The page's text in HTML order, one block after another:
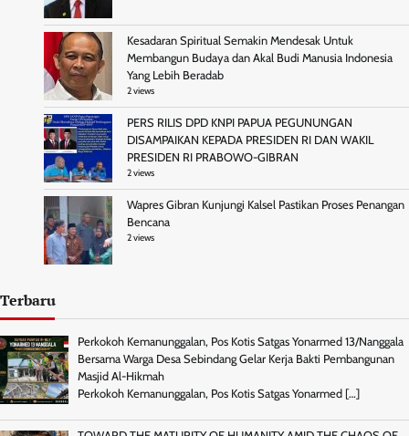
Kesadaran Spiritual Semakin Mendesak Untuk
Membangun Budaya dan Akal Budi Manusia Indonesia
Yang Lebih Beradab
2 views
PERS RILIS DPD KNPI PAPUA PEGUNUNGAN
DISAMPAIKAN KEPADA PRESIDEN RI DAN WAKIL
PRESIDEN RI PRABOWO-GIBRAN
2 views
Wapres Gibran Kunjungi Kalsel Pastikan Proses Penangan
Bencana
2 views
Terbaru
Perkokoh Kemanunggalan, Pos Kotis Satgas Yonarmed 13/Nanggala
Bersama Warga Desa Sebindang Gelar Kerja Bakti Pembangunan
Masjid Al-Hikmah
Perkokoh Kemanunggalan, Pos Kotis Satgas Yonarmed […]